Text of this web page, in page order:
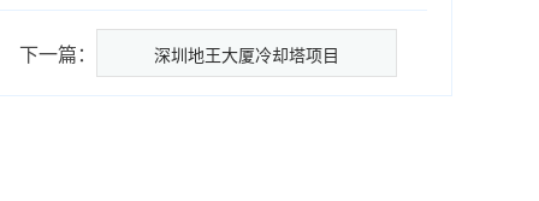
下一篇： 深圳地王大厦冷却塔项目